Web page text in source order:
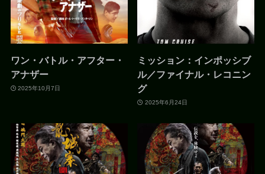
ワン・バトル・アフター・
アナザー
2025年10月7日
ミッション：インポッシブ
ル／ファイナル・レコニン
グ
2025年6月24日